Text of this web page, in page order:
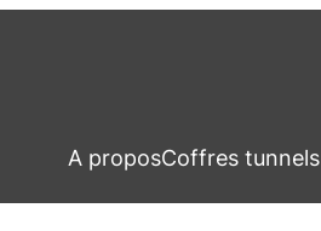
A proposCoffres tunnels